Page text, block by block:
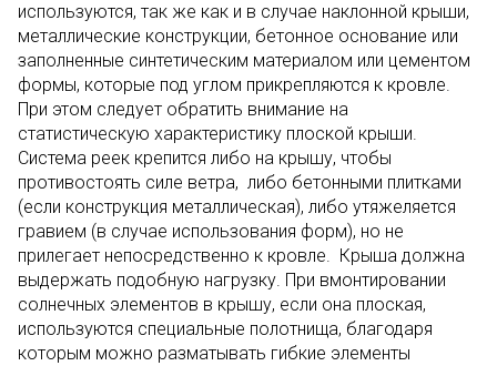
используются, так же как и в случае наклонной крыши,
металлические конструкции, бетонное основание или
заполненные синтетическим материалом или цементом
формы, которые под углом прикрепляются к кровле.
При этом следует обратить внимание на
статистическую характеристику плоской крыши.
Система реек крепится либо на крышу, чтобы
противостоять силе ветра, либо бетонными плитками
(если конструкция металлическая), либо утяжеляется
гравием (в случае использования форм), но не
прилегает непосредственно к кровле. Крыша должна
выдержать подобную нагрузку. При вмонтировании
солнечных элементов в крышу, если она плоская,
используются специальные полотнища, благодаря
которым можно разматывать гибкие элементы